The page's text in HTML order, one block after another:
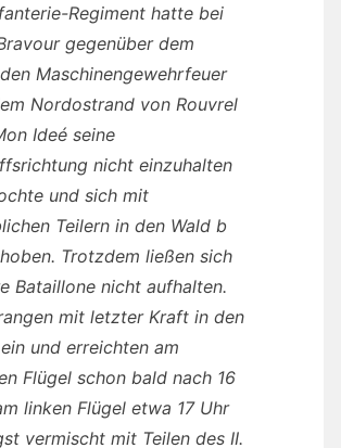
Regiment hatte bei
gegenüber dem
Maschinengewehrfeuer
Nordostrand von Rouvrel
Ideé seine
nicht einzuhalten
und sich mit
Teilern in den Wald b
Trotzdem ließen sich
Bataillone nicht aufhalten.
mit letzter Kraft in den
und erreichten am
Flügel schon bald nach 16
linken Flügel etwa 17 Uhr
vermischt mit Teilen des II.